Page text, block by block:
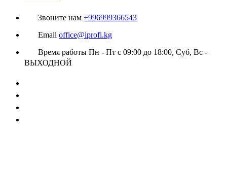
Звоните нам +996999366543
Email office@iprofi.kg
Время работы Пн - Пт с 09:00 до 18:00, Суб, Вс -
ВЫХОДНОЙ